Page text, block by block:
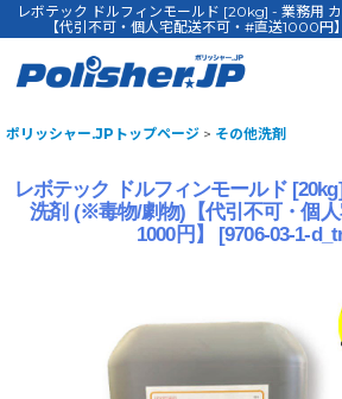
レボテック ドルフィンモールド [20kg] - 業務用
【代引不可・個人宅配送不可・#直送1000円
ポリッシャー.JPトップページ > その他洗剤
レボテック ドルフィンモールド
洗剤 (※毒物/劇物)【代引不可・個
1000円】
[9706-03-1-